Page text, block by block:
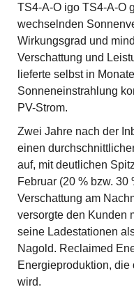
TS4-A-O igo TS4-A-O
wechselnden
Wirkungsgrad und
Verschattung und
lieferte selbst in
Sonneneinstrahlung
PV-Strom.
Zwei Jahre nach der
einen
auf, mit deutlichen
Februar (20 % bzw. 30
Verschattung am
versorgte den Kunden
seine Ladestationen
Nagold. Reclaimed
Energieproduktion,
wird.